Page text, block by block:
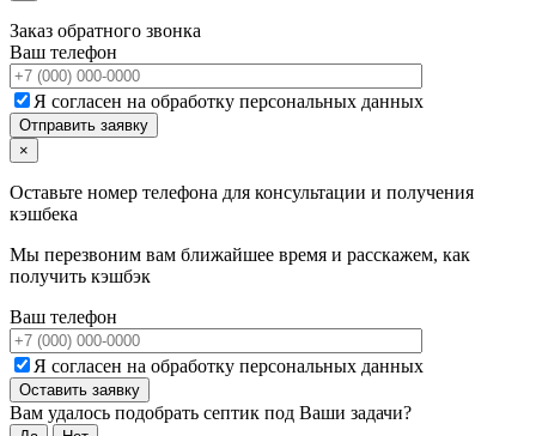
Заказ обратного звонка
Ваш телефон
Я согласен на обработку персональных данных
×
Оставьте номер телефона для консультации и получения
кэшбека
Мы перезвоним вам ближайшее время и расскажем, как
получить кэшбэк
Ваш телефон
Я согласен на обработку персональных данных
Вам удалось подобрать септик под Ваши задачи?